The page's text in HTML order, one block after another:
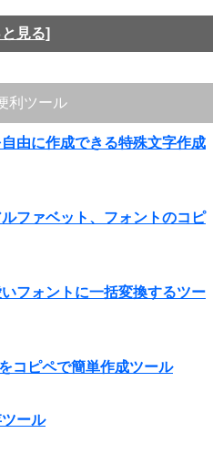
見る]
利ツール
由に作成できる特殊文字作成
ファベット、フォントのコピ
フォントに一括変換するツー
コピペで簡単作成ツール
ール